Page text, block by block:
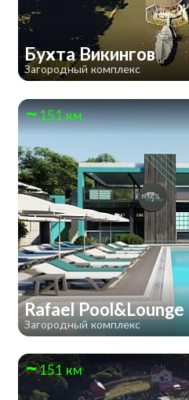
Бухта Викингов
Загородный комплекс
151 км
Rafael Pool&Lounge
Загородный комплекс
151 км